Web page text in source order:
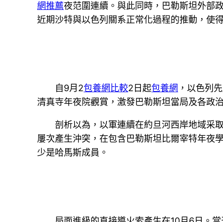
網推薦夜范圍連續。與此同時，巴勒斯坦外部
近期沙特與以色列關系正常化過程的推動，使
自9月2包養網比較2日起包養網 ，以色列
清真寺年夜院觀賞，激發巴勒斯坦當局及各政
剖析以為，以軍連續在約旦河西岸地域采
屢次產生沖突，在包含巴勒斯坦比爾宰特年夜
少是哈馬斯成員。